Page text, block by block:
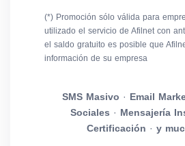
(*) Promoción sólo válida para
utilizado el servicio de Afilnet con
el saldo gratuito es posible que
información de su empresa
SMS Masivo · Email
Sociales · Mensajería
Certificación · y